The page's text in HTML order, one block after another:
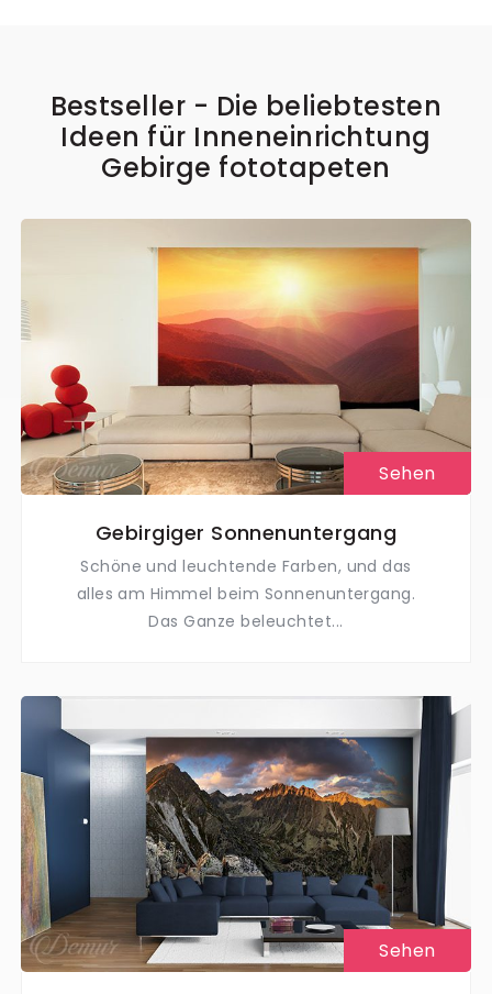
Bestseller - Die beliebtesten
Ideen für Inneneinrichtung
Gebirge fototapeten
Sehen
Gebirgiger Sonnenuntergang
Schöne und leuchtende Farben, und das
alles am Himmel beim Sonnenuntergang.
Das Ganze beleuchtet...
Sehen